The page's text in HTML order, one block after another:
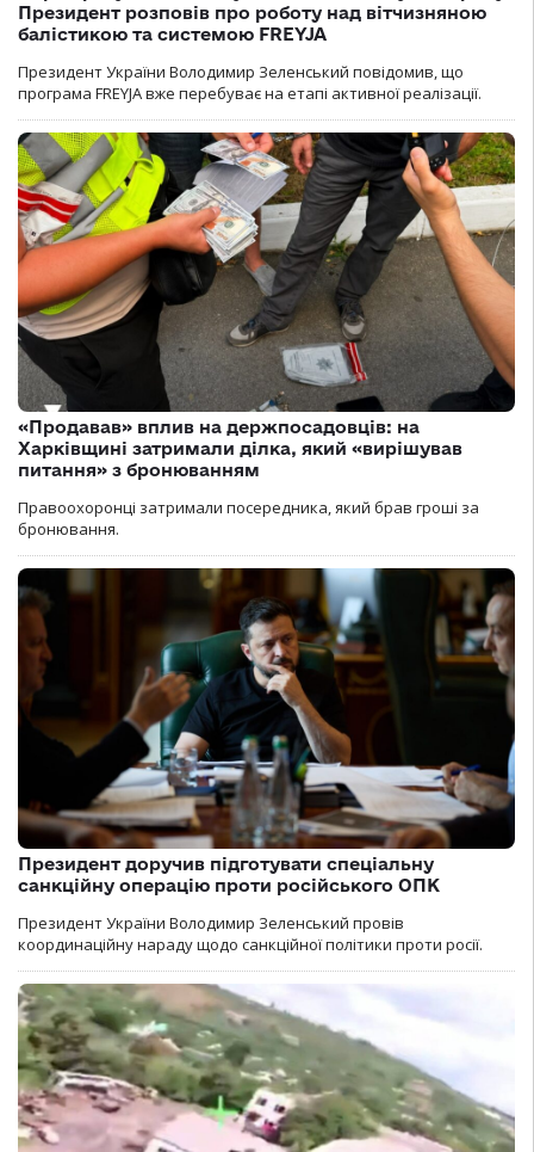
Президент розповів про роботу над вітчизняною
балістикою та системою FREYJA
Президент України Володимир Зеленський повідомив, що
програма FREYJA вже перебуває на етапі активної реалізації.
«Продавав» вплив на держпосадовців: на
Харківщині затримали ділка, який «вирішував
питання» з бронюванням
Правоохоронці затримали посередника, який брав гроші за
бронювання.
Президент доручив підготувати спеціальну
санкційну операцію проти російського ОПК
Президент України Володимир Зеленський провів
координаційну нараду щодо санкційної політики проти росії.